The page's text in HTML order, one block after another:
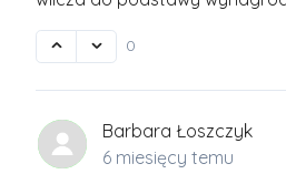
0
Barbara Łoszczyk
6 miesięcy temu